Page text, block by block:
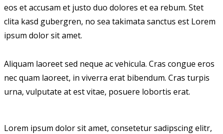
eos et accusam et justo duo dolores et ea rebum. Stet
clita kasd gubergren, no sea takimata sanctus est Lorem
ipsum dolor sit amet.
Aliquam laoreet sed neque ac vehicula. Cras congue eros
nec quam laoreet, in viverra erat bibendum. Cras turpis
urna, vulputate at est vitae, posuere lobortis erat.
Lorem ipsum dolor sit amet, consetetur sadipscing elitr,